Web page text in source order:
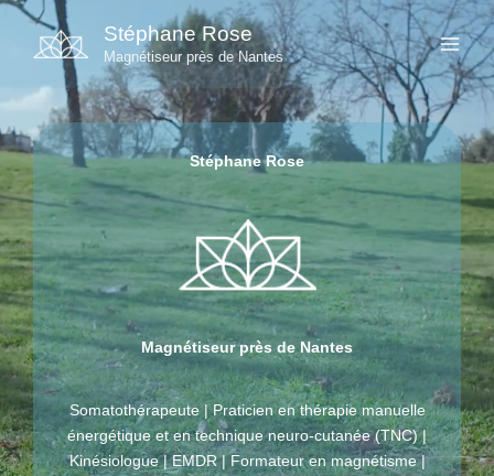
Aller
contenu
Stéphane Rose
Magnétiseur près de Nantes
Stéphane Rose
Magnétiseur près de Nantes
Somatothérapeute | Praticien en thérapie manuelle
énergétique et en technique neuro-cutanée (TNC) |
Kinésiologue | EMDR | Formateur en magnétisme |